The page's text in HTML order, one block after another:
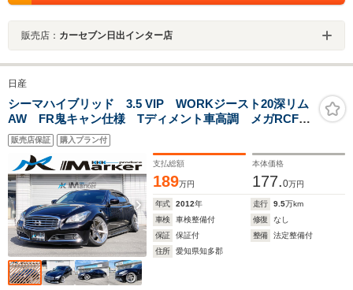
販売店： カーセブン日出インター店
日産
シーマハイブリッド 3.5 VIP WORKジースト20深リム
AW FR鬼キャン仕様 Tディメント車高調 メガRCFア
ッパー TディメントRアッパー スキッドRCRアームテ
ンションロッド SR クルコン 本革PWシート 地デ
ジ Bカメラ
販売店保証 購入プラン付
支払総額
189万円
本体価格
177.0万円
年式 2012年 走行 9.5万km
車検
車検整備付 修復
なし
保証
保証付 整備
法定整備付
住所
愛知県知多郡